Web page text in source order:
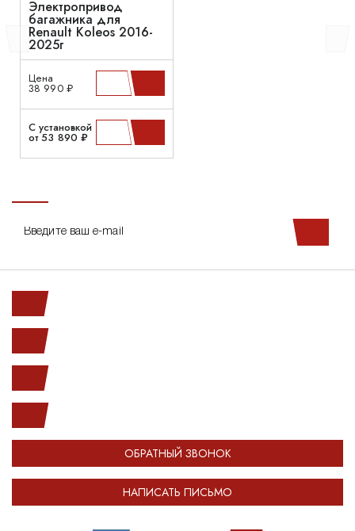
Электропривод
багажника для
Renault Koleos 2016-
2025г
Цена
38 990 ₽
С установкой
от 53 890 ₽
ОБРАТНЫЙ ЗВОНОК
НАПИСАТЬ ПИСЬМО